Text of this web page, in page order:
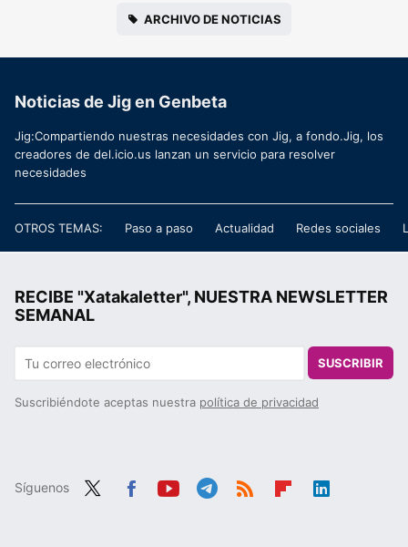
ARCHIVO DE NOTICIAS
Noticias de Jig en Genbeta
Jig:Compartiendo nuestras necesidades con Jig, a fondo.Jig, los
creadores de del.icio.us lanzan un servicio para resolver
necesidades
OTROS TEMAS: Paso a paso Actualidad Redes sociales
RECIBE "Xatakaletter", NUESTRA NEWSLETTER
SEMANAL
SUSCRIBIR
Suscribiéndote aceptas nuestra política de privacidad
Síguenos